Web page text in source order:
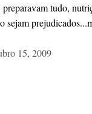
tudo,
sejam
15, 2009